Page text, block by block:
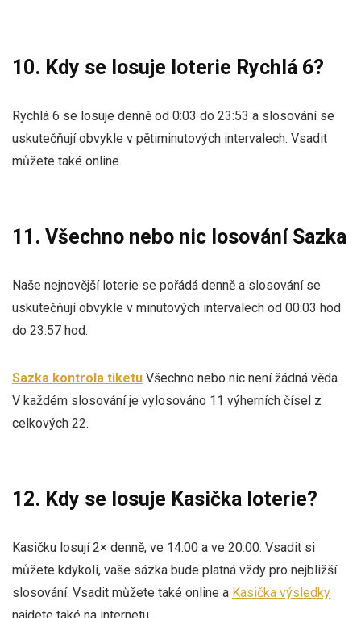
10. Kdy se losuje loterie Rychlá 6?
Rychlá 6 se losuje denně od 0:03 do 23:53 a slosování se
uskutečňují obvykle v pětiminutových intervalech. Vsadit
můžete také online.
11. Všechno nebo nic losování Sazka
Naše nejnovější loterie se pořádá denně a slosování se
uskutečňují obvykle v minutových intervalech od 00:03 hod
do 23:57 hod.
Sazka kontrola tiketu Všechno nebo nic není žádná věda.
V každém slosování je vylosováno 11 výherních čísel z
celkových 22.
12. Kdy se losuje Kasička loterie?
Kasičku losují 2× denně, ve 14:00 a ve 20:00. Vsadit si
můžete kdykoli, vaše sázka bude platná vždy pro nejbližší
slosování. Vsadit můžete také online a Kasička výsledky